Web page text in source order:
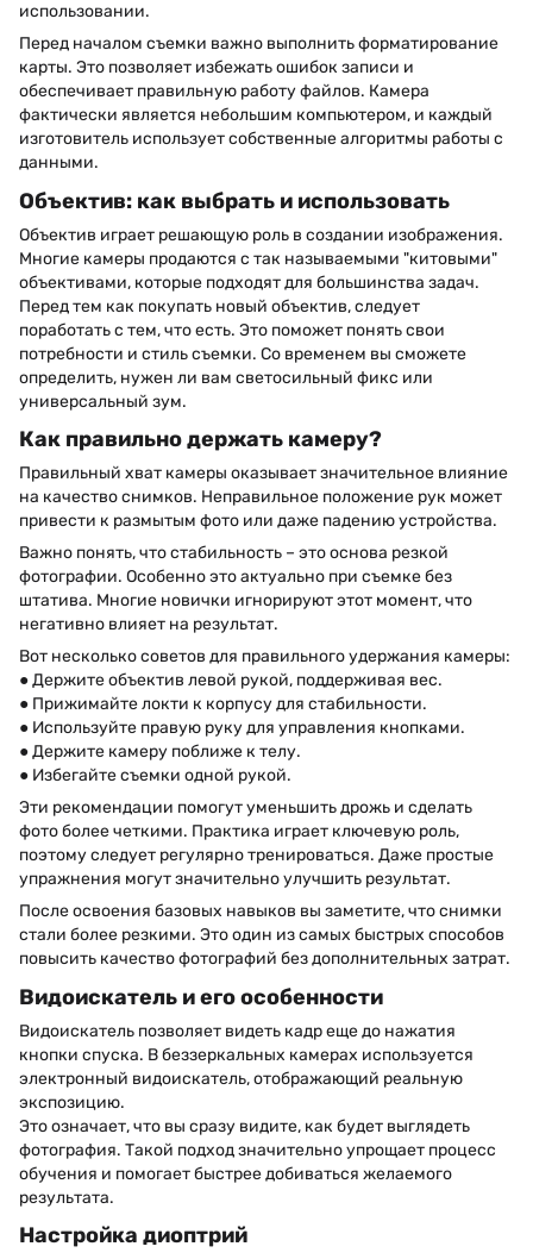
использовании.
Перед началом съемки важно выполнить форматирование
карты. Это позволяет избежать ошибок записи и
обеспечивает правильную работу файлов. Камера
фактически является небольшим компьютером, и каждый
изготовитель использует собственные алгоритмы работы с
данными.
Объектив: как выбрать и использовать
Объектив играет решающую роль в создании изображения.
Многие камеры продаются с так называемыми "китовыми"
объективами, которые подходят для большинства задач.
Перед тем как покупать новый объектив, следует
поработать с тем, что есть. Это поможет понять свои
потребности и стиль съемки. Со временем вы сможете
определить, нужен ли вам светосильный фикс или
универсальный зум.
Как правильно держать камеру?
Правильный хват камеры оказывает значительное влияние
на качество снимков. Неправильное положение рук может
привести к размытым фото или даже падению устройства.
Важно понять, что стабильность – это основа резкой
фотографии. Особенно это актуально при съемке без
штатива. Многие новички игнорируют этот момент, что
негативно влияет на результат.
Вот несколько советов для правильного удержания камеры:
● Держите объектив левой рукой, поддерживая вес.
● Прижимайте локти к корпусу для стабильности.
● Используйте правую руку для управления кнопками.
● Держите камеру поближе к телу.
● Избегайте съемки одной рукой.
Эти рекомендации помогут уменьшить дрожь и сделать
фото более четкими. Практика играет ключевую роль,
поэтому следует регулярно тренироваться. Даже простые
упражнения могут значительно улучшить результат.
После освоения базовых навыков вы заметите, что снимки
стали более резкими. Это один из самых быстрых способов
повысить качество фотографий без дополнительных затрат.
Видоискатель и его особенности
Видоискатель позволяет видеть кадр еще до нажатия
кнопки спуска. В беззеркальных камерах используется
электронный видоискатель, отображающий реальную
экспозицию.
Это означает, что вы сразу видите, как будет выглядеть
фотография. Такой подход значительно упрощает процесс
обучения и помогает быстрее добиваться желаемого
результата.
Настройка диоптрий